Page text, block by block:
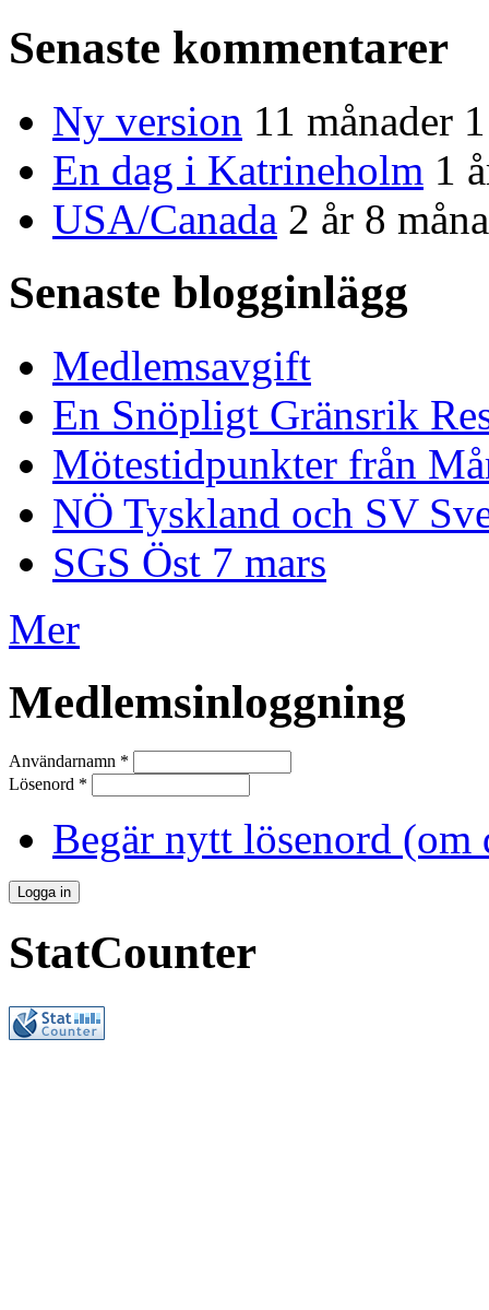
Senaste kommentarer
Ny version 11 månader
En dag i Katrineholm 1
USA/Canada 2 år 8
Senaste blogginlägg
Medlemsavgift
En Snöpligt Gränsrik
Mötestidpunkter från
NÖ Tyskland och SV
SGS Öst 7 mars
Mer
Medlemsinloggning
Användarnamn *
Lösenord *
Begär nytt lösenord
StatCounter